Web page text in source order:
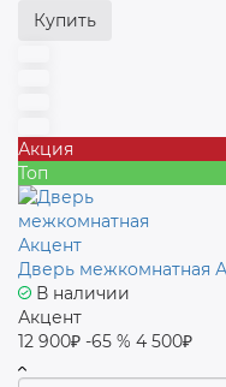
Купить
Акция
Топ
Дверь межкомнатная
В наличии
Акцент
12 900₽ -65 % 4 500₽